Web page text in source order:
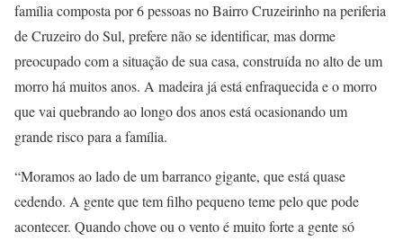
família composta por 6 pessoas no Bairro Cruzeirinho na periferia
de Cruzeiro do Sul, prefere não se identificar, mas dorme
preocupado com a situação de sua casa, construída no alto de um
morro há muitos anos. A madeira já está enfraquecida e o morro
que vai quebrando ao longo dos anos está ocasionando um
grande risco para a família.
“Moramos ao lado de um barranco gigante, que está quase
cedendo. A gente que tem filho pequeno teme pelo que pode
acontecer. Quando chove ou o vento é muito forte a gente só